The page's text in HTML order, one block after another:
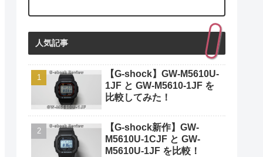
人気記事
【G-shock】GW-M5610U-
1JF と GW-M5610-1JF を
比較してみた！
【G-shock新作】GW-
M5610U-1CJF と GW-
M5610U-1JF を比較！